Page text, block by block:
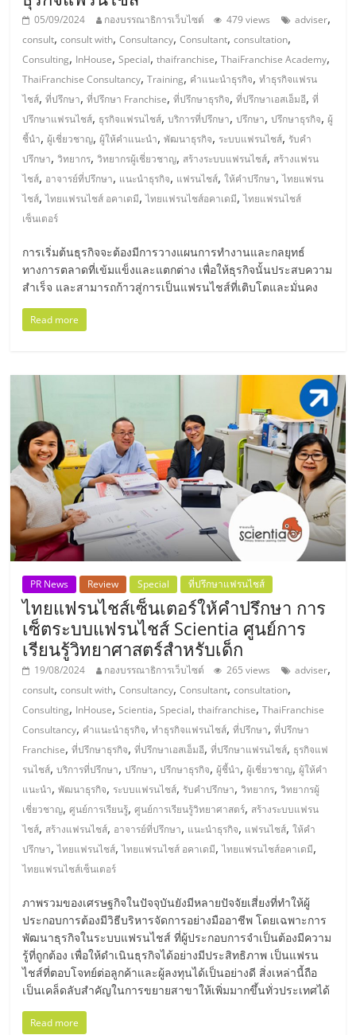
รน
ไชส์
ขาย
แฟ
รน
ไชส์
แฟ
ไชส์
ขาย
หน้า
บ้าน
ลงทุน
น้อย
คืน
ทุน
ไว,
ที่
ปรึกษา
การ
ลงทุน
และ
ขยาย
05/09/2024 กองบรรณาธิการเว็บไซต์ 479 views adviser,
consult,consult with,Consultancy,Consultant,consultation,
Consulting, InHouse,Special,thaifranchise,ThaiFranchise Academy,
ThaiFranchise Consultancy,Training, คำแนะนำธุรกิจ,ทำธุรกิจแฟรน
ไชส์,ที่ปรึกษา,ที่ปรึกษา Franchise,ที่ปรึกษาธุรกิจ,ที่ปรึกษาเอสเอ็มอี,ที่
ปรึกษาแฟรนไชส์, ธุรกิจแฟรนไชส์,บริการที่ปรึกษา,ปรึกษา,ปรึกษาธุรกิจ,ผู้
ชี้นำ,ผู้เชี่ยวชาญ,ผู้ให้คำแนะนำ,พัฒนาธุรกิจ, ระบบแฟรนไชส์, รับคำ
ปรึกษา,วิทยากร,วิทยากรผู้เชี่ยวชาญ, สร้างระบบแฟรนไชส์, สร้างแฟรน
ไชส์, อาจารย์ที่ปรึกษา, แนะนำธุรกิจ, แฟรนไชส์,ให้คำปรึกษา,ไทยแฟรน
ไชส์,ไทยแฟรนไชส์ อคาเดมี,ไทยแฟรนไชส์อคาเดมี,ไทยแฟรนไชส์
เซ็นเตอร์
การเริ่มต้นธุรกิจจะต้องมีการวางแผนการทำงานและกลยุทธ์
ทางการตลาดที่เข้มแข็งและแตกต่าง เพื่อให้ธุรกิจนั้นประสบความ
สำเร็จ และสามารถก้าวสู่การเป็นแฟรนไชส์ที่เติบโตและมั่นคง
Read more
PR News Review Special ที่ปรึกษาแฟรนไชส์
ไทยแฟรนไชส์เซ็นเตอร์ให้คำปรึกษา การ
เซ็ตระบบแฟรนไชส์ Scientia ศูนย์การ
เรียนรู้วิทยาศาสตร์สำหรับเด็ก
19/08/2024 กองบรรณาธิการเว็บไซต์ 265 views adviser,
consult,consult with,Consultancy,Consultant,consultation,
Consulting, InHouse,Scientia,Special,thaifranchise,ThaiFranchise
Consultancy, คำแนะนำธุรกิจ,ทำธุรกิจแฟรนไชส์,ที่ปรึกษา,ที่ปรึกษา
Franchise,ที่ปรึกษาธุรกิจ,ที่ปรึกษาเอสเอ็มอี,ที่ปรึกษาแฟรนไชส์, ธุรกิจแฟ
รนไชส์,บริการที่ปรึกษา,ปรึกษา,ปรึกษาธุรกิจ,ผู้ชี้นำ,ผู้เชี่ยวชาญ,ผู้ให้คำ
แนะนำ,พัฒนาธุรกิจ, ระบบแฟรนไชส์, รับคำปรึกษา,วิทยากร,วิทยากรผู้
เชี่ยวชาญ,ศูนย์การเรียนรู้,ศูนย์การเรียนรู้วิทยาศาสตร์, สร้างระบบแฟรน
ไชส์, สร้างแฟรนไชส์, อาจารย์ที่ปรึกษา, แนะนำธุรกิจ, แฟรนไชส์,ให้คำ
ปรึกษา,ไทยแฟรนไชส์,ไทยแฟรนไชส์ อคาเดมี,ไทยแฟรนไชส์อคาเดมี,
ไทยแฟรนไชส์เซ็นเตอร์
ภาพรวมของเศรษฐกิจในปัจจุบันยังมีหลายปัจจัยเสี่ยงที่ทำให้ผู้
ประกอบการต้องมีวิธีบริหารจัดการอย่างมืออาชีพ โดยเฉพาะการ
พัฒนาธุรกิจในระบบแฟรนไชส์ ที่ผู้ประกอบการจำเป็นต้องมีความ
รู้ที่ถูกต้อง เพื่อให้ดำเนินธุรกิจได้อย่างมีประสิทธิภาพ เป็นแฟรน
ไชส์ที่ตอบโจทย์ต่อลูกค้าและผู้ลงทุนได้เป็นอย่างดี สิ่งเหล่านี้ถือ
เป็นเคล็ดลับสำคัญในการขยายสาขาให้เพิ่มมากขึ้นทั่วประเทศได้
Read more